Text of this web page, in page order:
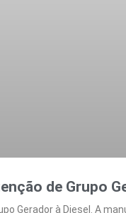
de Grupo
Gerador à Diesel. A